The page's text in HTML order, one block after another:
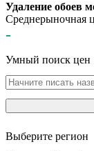
Удаление обоев
Среднерыночная
-
Умный поиск цен
Выберите регион